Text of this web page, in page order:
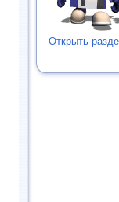
Открыть